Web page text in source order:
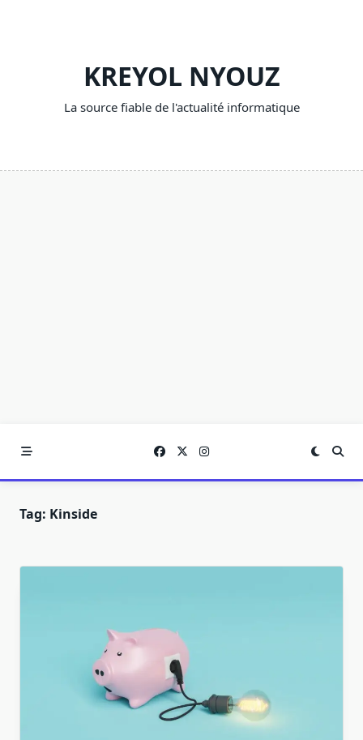
KREYOL NYOUZ
La source fiable de l'actualité informatique
Tag: Kinside